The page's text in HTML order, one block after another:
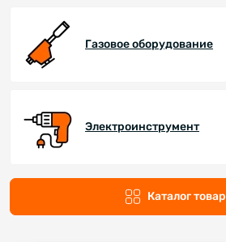
Газовое оборудование
Электроинструмент
Каталог